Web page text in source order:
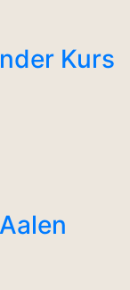
Kurs